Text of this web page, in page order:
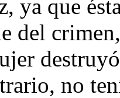
ya que
del
no